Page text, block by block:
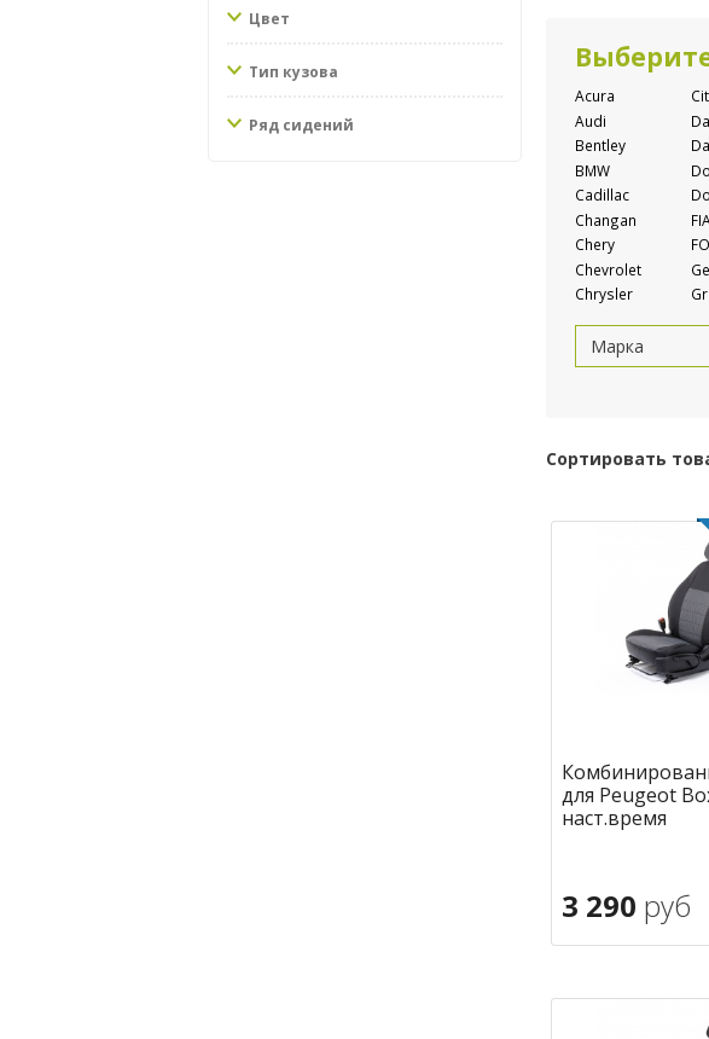
Цвет
Тип кузова
Ряд сидений
Acura
Audi
Bentley
BMW
Cadillac
Changan
Chery
Chevrolet
Chrysler
Сортировать
для Peugeot
наст.время
3 290 руб